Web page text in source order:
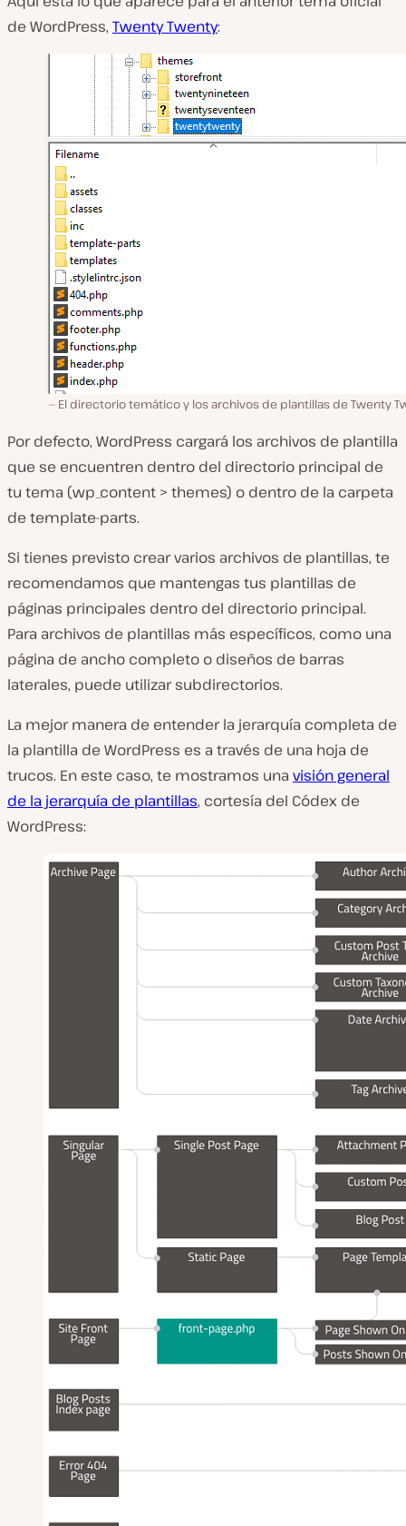
de WordPress, Twenty Twenty:
El directorio temático y los archivos de plantillas de Twenty
Por defecto, WordPress cargará los archivos de plantilla
que se encuentren dentro del directorio principal de
tu tema (wp_content > themes) o dentro de la carpeta
de template-parts.
Si tienes previsto crear varios archivos de plantillas, te
recomendamos que mantengas tus plantillas de
páginas principales dentro del directorio principal.
Para archivos de plantillas más específicos, como una
página de ancho completo o diseños de barras
laterales, puede utilizar subdirectorios.
La mejor manera de entender la jerarquía completa de
la plantilla de WordPress es a través de una hoja de
trucos. En este caso, te mostramos una visión general
de la jerarquía de plantillas, cortesía del Códex de
WordPress: